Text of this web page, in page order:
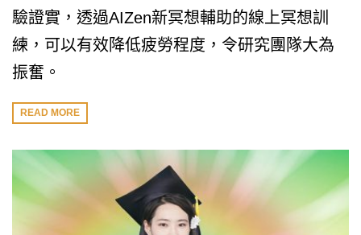
驗證實，透過AIZen新冥想輔助的線上冥想訓
練，可以有效降低疲勞程度，令研究團隊大為
振奮。
READ MORE